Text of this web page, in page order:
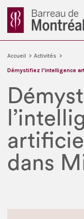
Accueil > Activités >
Démystifiez l’intelligence
dans